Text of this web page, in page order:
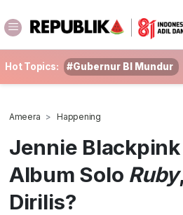
Hot Topics: #Gubernur BI Mundur
Ameera Happening
Jennie
Album Solo Ruby
Dirilis?